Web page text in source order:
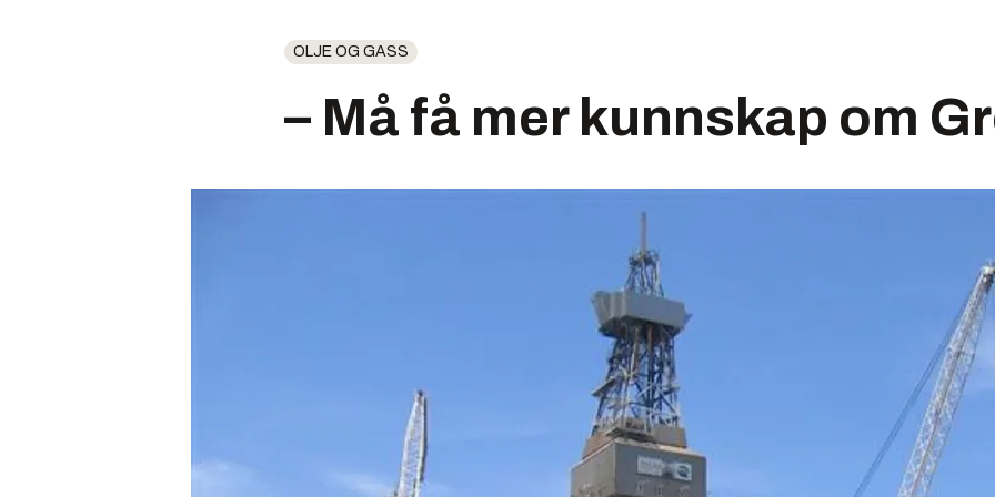
OLJE OG GASS
– Må få mer kunnskap om